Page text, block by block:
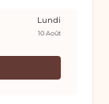
Lundi
10 Août